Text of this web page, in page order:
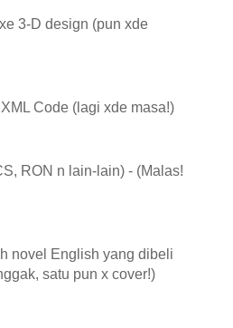
3-D design (pun xde
Code (lagi xde masa!)
RON n lain-lain) - (Malas!
novel English yang dibeli
satu pun x cover!)